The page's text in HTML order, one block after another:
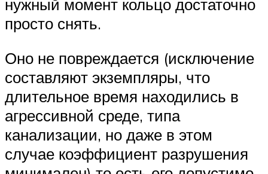
нужный момент кольцо достаточно
просто снять.
Оно не повреждается (исключение
составляют экземпляры, что
длительное время находились в
агрессивной среде, типа
канализации, но даже в этом
случае коэффициент разрушения